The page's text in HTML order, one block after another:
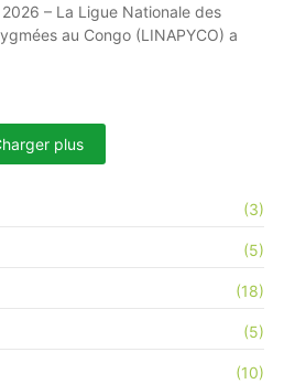
– La Ligue Nationale des
au Congo (LINAPYCO) a
plus
(3)
(5)
(18)
(5)
(10)